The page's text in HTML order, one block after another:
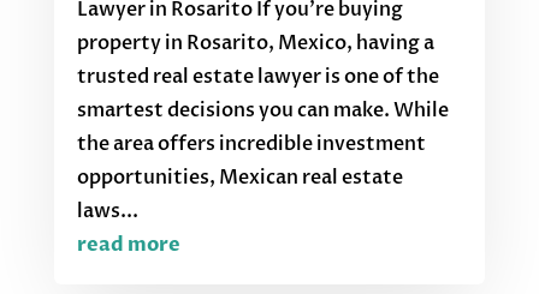
Lawyer in Rosarito If you’re buying
property in Rosarito, Mexico, having a
trusted real estate lawyer is one of the
smartest decisions you can make. While
the area offers incredible investment
opportunities, Mexican real estate
laws...
read more